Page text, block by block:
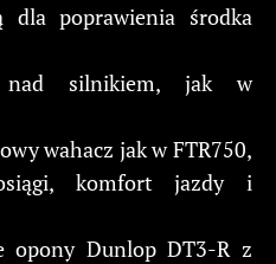
poprawienia środka
nad silnikiem, jak w
wahacz jak w FTR750,
komfort jazdy i
opony Dunlop DT3-R z